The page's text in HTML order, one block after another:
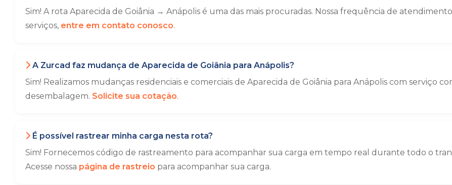
Sim! A rota Aparecida de Goiânia → Anápolis é uma das mais procuradas. Nossa frequência de
serviços, entre em contato conosco.
A Zurcad faz mudança de Aparecida de Goiânia para Anápolis?
Sim! Realizamos mudanças residenciais e comerciais de Aparecida de Goiânia para Anápolis com serviço
desembalagem. Solicite sua cotação.
É possível rastrear minha carga nesta rota?
Sim! Fornecemos código de rastreamento para acompanhar sua carga em tempo real durante todo o
Acesse nossa página de rastreio para acompanhar sua carga.